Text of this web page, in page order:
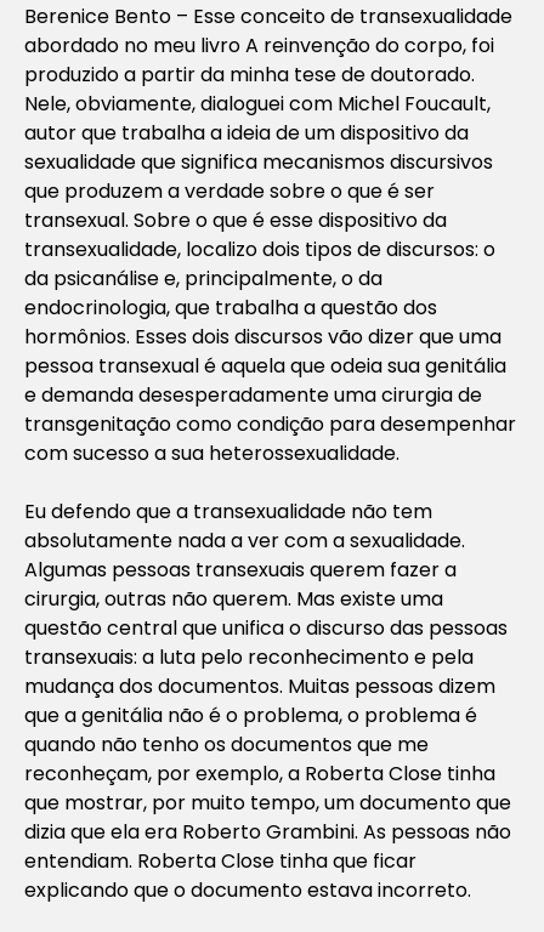
Berenice Bento – Esse conceito de transexualidade
abordado no meu livro A reinvenção do corpo, foi
produzido a partir da minha tese de doutorado.
Nele, obviamente, dialoguei com Michel Foucault,
autor que trabalha a ideia de um dispositivo da
sexualidade que significa mecanismos discursivos
que produzem a verdade sobre o que é ser
transexual. Sobre o que é esse dispositivo da
transexualidade, localizo dois tipos de discursos: o
da psicanálise e, principalmente, o da
endocrinologia, que trabalha a questão dos
hormônios. Esses dois discursos vão dizer que uma
pessoa transexual é aquela que odeia sua genitália
e demanda desesperadamente uma cirurgia de
transgenitação como condição para desempenhar
com sucesso a sua heterossexualidade.
Eu defendo que a transexualidade não tem
absolutamente nada a ver com a sexualidade.
Algumas pessoas transexuais querem fazer a
cirurgia, outras não querem. Mas existe uma
questão central que unifica o discurso das pessoas
transexuais: a luta pelo reconhecimento e pela
mudança dos documentos. Muitas pessoas dizem
que a genitália não é o problema, o problema é
quando não tenho os documentos que me
reconheçam, por exemplo, a Roberta Close tinha
que mostrar, por muito tempo, um documento que
dizia que ela era Roberto Grambini. As pessoas não
entendiam. Roberta Close tinha que ficar
explicando que o documento estava incorreto.